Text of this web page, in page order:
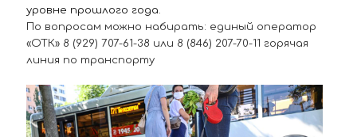
уровне прошлого года.
По вопросам можно набирать: единый оператор
«ОТК» 8 (929) 707-61-38 или 8 (846) 207-70-11 горячая
линия по транспорту